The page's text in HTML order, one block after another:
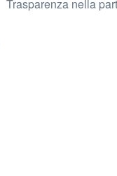
Trasparenza nella